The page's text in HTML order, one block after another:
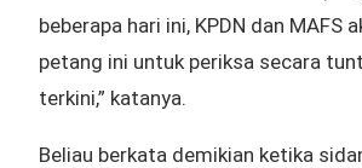
beberapa hari ini, KPDN dan MAFS
petang ini untuk periksa secara
terkini,” katanya.
Beliau berkata demikian ketika